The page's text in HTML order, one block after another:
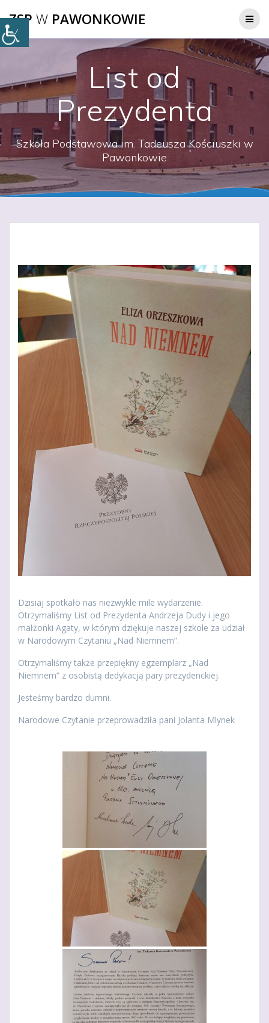
do
ZSP W PAWONKOWIE
List od
Prezydenta
Szkoła Podstawowa im. Tadeusza Kościuszki w
Pawonkowie
Dzisiaj spotkało nas niezwykle mile wydarzenie.
Otrzymaliśmy List od Prezydenta Andrzeja Dudy i jego
małżonki Agaty, w którym dziękuje naszej szkole za udział
w Narodowym Czytaniu „Nad Niemnem”.
Otrzymaliśmy także przepiękny egzemplarz „Nad
Niemnem” z osobistą dedykacją pary prezydenckiej.
Jesteśmy bardzo dumni.
Narodowe Czytanie przeprowadziła pani Jolanta Mlynek